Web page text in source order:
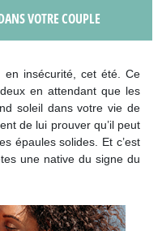
VOTRE COUPLE
en insécurité, cet été. Ce
en attendant que les
soleil dans votre vie de
de lui prouver qu’il peut
épaules solides. Et c’est
une native du signe du